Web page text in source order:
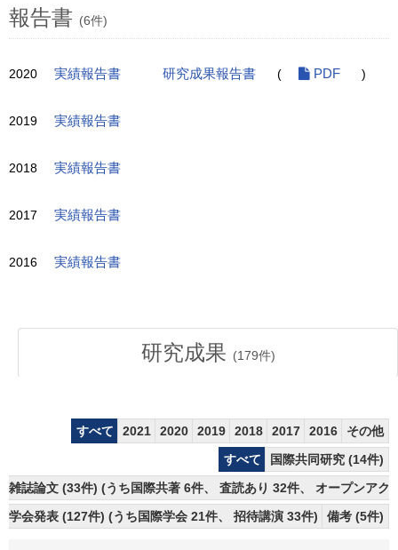
報告書 (6件)
2020 実績報告書 研究成果報告書 ( PDF )
2019 実績報告書
2018 実績報告書
2017 実績報告書
2016 実績報告書
研究成果 (179件)
すべて 2021 2020 2019 2018 2017 2016
その他
すべて
国際共同研究 (14件)
雑誌論文 (33件) (うち国際共著 6件、 査読あり 32件、 オープンアク
学会発表 (127件) (うち国際学会 21件、 招待講演 33件)
備考 (5件)